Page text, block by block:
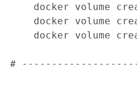
docker volume
docker volume
docker volume
#